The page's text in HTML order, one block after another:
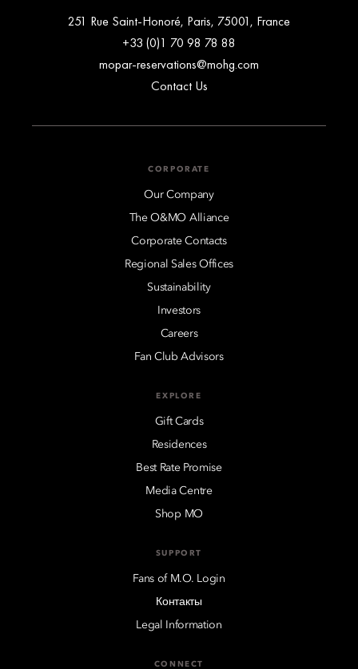
251 Rue Saint-Honoré, Paris, 75001, France
+33 (0)1 70 98 78 88
mopar-reservations@mohg.com
Contact Us
CORPORATE
Our Company
The O&MO Alliance
Corporate Contacts
Regional Sales Offices
Sustainability
Investors
Careers
Fan Club Advisors
EXPLORE
Gift Cards
Residences
Best Rate Promise
Media Centre
Shop MO
SUPPORT
Fans of M.O. Login
Контакты
Legal Information
CONNECT